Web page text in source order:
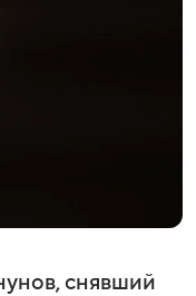
снявший